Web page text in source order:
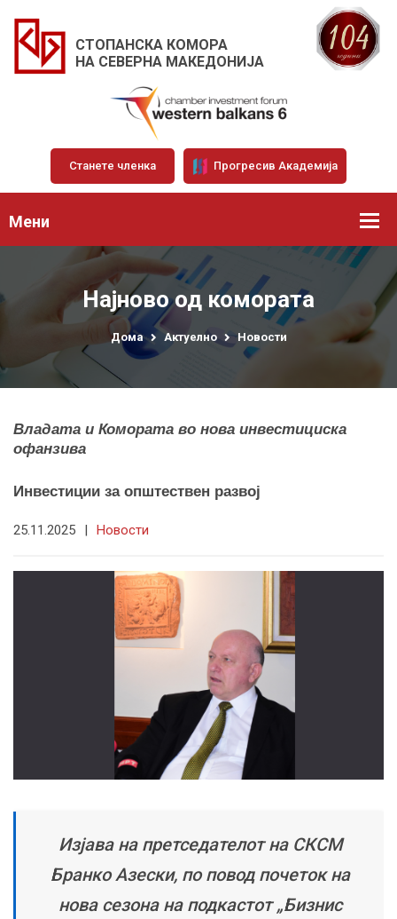
СТОПАНСКА КОМОРА
НА СЕВЕРНА МАКЕДОНИЈА
Станете членка Прогресив Академија
Мени
Најново од комората
Дома Актуелно Новости
Владата и Комората во нова инвестициска
офанзива
Инвестиции за општествен развој
25.11.2025 | Новости
Изјава на претседателот на СКСМ
Бранко Азески, по повод почеток на
нова сезона на подкастот „Бизнис